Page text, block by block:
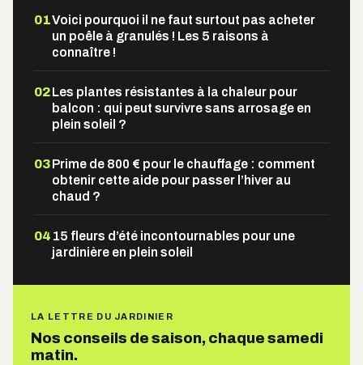
01Voici pourquoi il ne faut surtout pas acheter
un poêle à granulés ! Les 5 raisons à
connaître !
02Les plantes résistantes à la chaleur pour
balcon : qui peut survivre sans arrosage en
plein soleil ?
03Prime de 800 € pour le chauffage : comment
obtenir cette aide pour passer l’hiver au
chaud ?
04 15 fleurs d’été incontournables pour une
jardinière en plein soleil
LA LETTRE DU JARDINIER
Nos conseils de saison, chaque samedi
matin.